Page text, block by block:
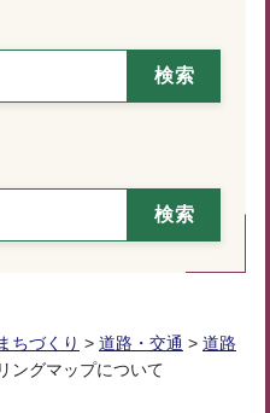
まちづくり > 道路・交通 > 道路
ングマップについて